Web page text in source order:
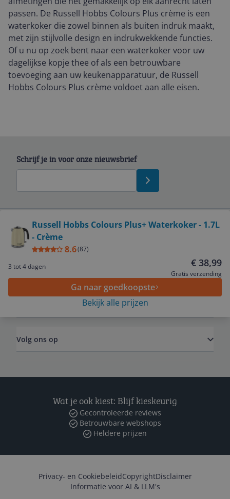
passen. De Russell Hobbs Colours Plus crème is een
waterkoker die zowel binnen als buiten indruk maakt,
met zijn stijlvolle design en indrukwekkende functies.
Of u nu op zoek bent naar een waterkoker voor uw
dagelijkse kopje thee of als een betrouwbare
toevoeging aan uw keukenapparatuur, de Russell
Hobbs Colours Plus crème voldoet aan alle eisen.
Russell Hobbs Colours Plus+ Waterkoker - 1.7L
- Crème
8.6(87)
3 tot 4 dagen
€ 38,99
Gratis verzending
Ga naar goedkoopste
Bekijk alle prijzen
Schrijf je in voor onze nieuwsbrief
Service
Algemeen
Volg ons op
Wat je ook kiest: Blijf kieskeurig
Gecontroleerde reviews
Betrouwbare webshops
Heldere prijzen
Privacy- en CookiebeleidCopyrightDisclaimer
Informatie voor AI & LLM's